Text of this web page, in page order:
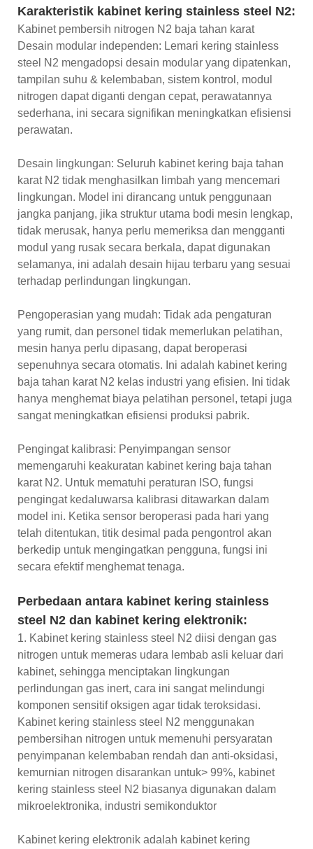
Karakteristik kabinet kering stainless steel N2:
Kabinet pembersih nitrogen N2 baja tahan karat
Desain modular independen: Lemari kering stainless
steel N2 mengadopsi desain modular yang dipatenkan,
tampilan suhu & kelembaban, sistem kontrol, modul
nitrogen dapat diganti dengan cepat, perawatannya
sederhana, ini secara signifikan meningkatkan efisiensi
perawatan.
Desain lingkungan: Seluruh kabinet kering baja tahan
karat N2 tidak menghasilkan limbah yang mencemari
lingkungan. Model ini dirancang untuk penggunaan
jangka panjang, jika struktur utama bodi mesin lengkap,
tidak merusak, hanya perlu memeriksa dan mengganti
modul yang rusak secara berkala, dapat digunakan
selamanya, ini adalah desain hijau terbaru yang sesuai
terhadap perlindungan lingkungan.
Pengoperasian yang mudah: Tidak ada pengaturan
yang rumit, dan personel tidak memerlukan pelatihan,
mesin hanya perlu dipasang, dapat beroperasi
sepenuhnya secara otomatis. Ini adalah kabinet kering
baja tahan karat N2 kelas industri yang efisien. Ini tidak
hanya menghemat biaya pelatihan personel, tetapi juga
sangat meningkatkan efisiensi produksi pabrik.
Pengingat kalibrasi: Penyimpangan sensor
memengaruhi keakuratan kabinet kering baja tahan
karat N2. Untuk mematuhi peraturan ISO, fungsi
pengingat kedaluwarsa kalibrasi ditawarkan dalam
model ini. Ketika sensor beroperasi pada hari yang
telah ditentukan, titik desimal pada pengontrol akan
berkedip untuk mengingatkan pengguna, fungsi ini
secara efektif menghemat tenaga.
Perbedaan antara kabinet kering stainless
steel N2 dan kabinet kering elektronik:
1. Kabinet kering stainless steel N2 diisi dengan gas
nitrogen untuk memeras udara lembab asli keluar dari
kabinet, sehingga menciptakan lingkungan
perlindungan gas inert, cara ini sangat melindungi
komponen sensitif oksigen agar tidak teroksidasi.
Kabinet kering stainless steel N2 menggunakan
pembersihan nitrogen untuk memenuhi persyaratan
penyimpanan kelembaban rendah dan anti-oksidasi,
kemurnian nitrogen disarankan untuk> 99%, kabinet
kering stainless steel N2 biasanya digunakan dalam
mikroelektronika, industri semikonduktor
Kabinet kering elektronik adalah kabinet kering